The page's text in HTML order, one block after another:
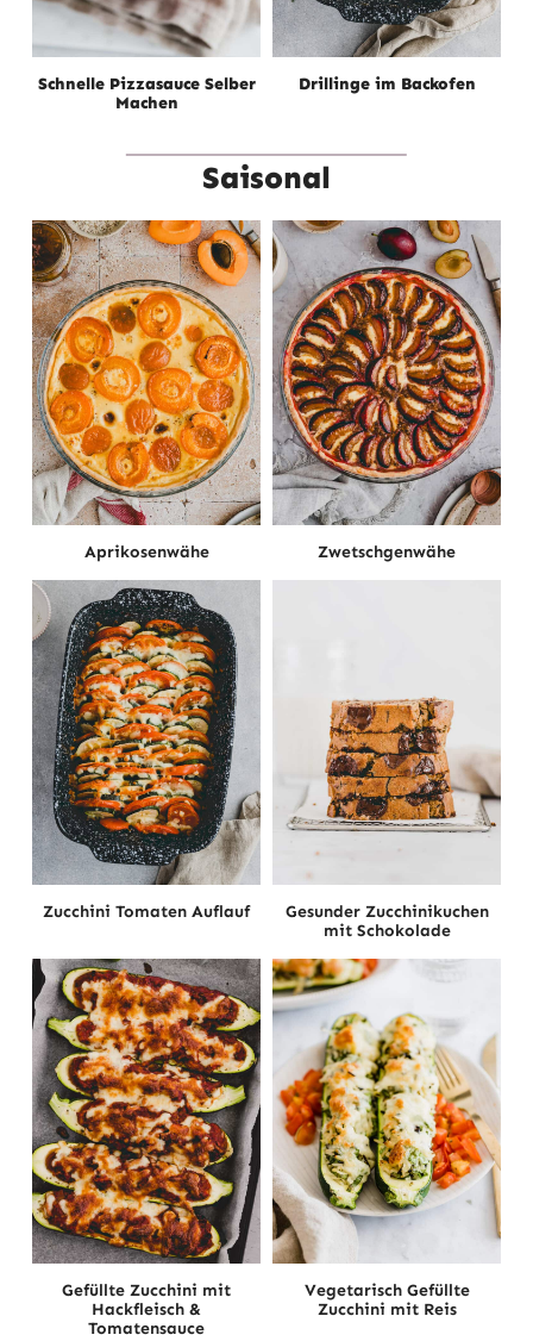
Schnelle Pizzasauce Selber
Machen
Drillinge im Backofen
Saisonal
Aprikosenwähe Zwetschgenwähe
Zucchini Tomaten Auflauf
Gesunder Zucchinikuchen
mit Schokolade
Gefüllte Zucchini mit
Hackfleisch &
Tomatensauce
Vegetarisch Gefüllte
Zucchini mit Reis